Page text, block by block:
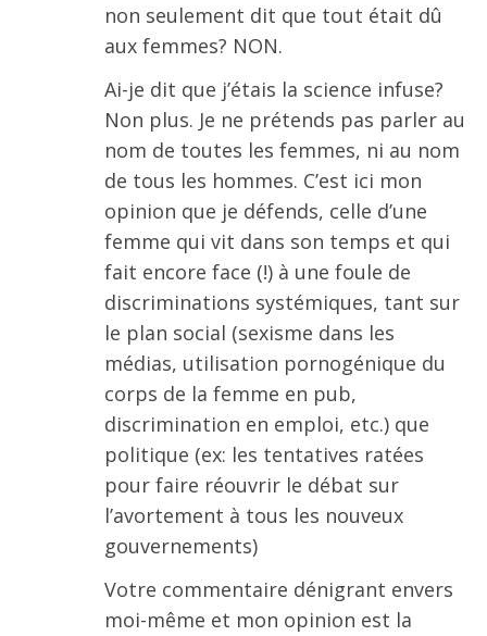
non seulement dit que tout était dû
aux femmes? NON.
Ai-je dit que j’étais la science infuse?
Non plus. Je ne prétends pas parler au
nom de toutes les femmes, ni au nom
de tous les hommes. C’est ici mon
opinion que je défends, celle d’une
femme qui vit dans son temps et qui
fait encore face (!) à une foule de
discriminations systémiques, tant sur
le plan social (sexisme dans les
médias, utilisation pornogénique du
corps de la femme en pub,
discrimination en emploi, etc.) que
politique (ex: les tentatives ratées
pour faire réouvrir le débat sur
l’avortement à tous les nouveux
gouvernements)
Votre commentaire dénigrant envers
moi-même et mon opinion est la